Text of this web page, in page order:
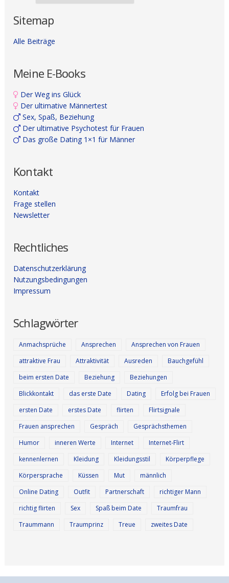
Sitemap
Alle Beiträge
Meine E-Books
Der Weg ins Glück
Der ultimative Männertest
Sex, Spaß, Beziehung
Der ultimative Psychotest für Frauen
Das große Dating 1×1 für Männer
Kontakt
Kontakt
Frage stellen
Newsletter
Rechtliches
Datenschutzerklärung
Nutzungsbedingungen
Impressum
Schlagwörter
Anmachsprüche Ansprechen
Ansprechen von Frauen
attraktive Frau
Attraktivität Ausreden
Bauchgefühl
beim ersten Date
Beziehung
Beziehungen
Blickkontakt
das erste Date Dating
Erfolg bei Frauen
ersten Date
erstes Date flirten
Flirtsignale
Frauen ansprechen
Gespräch
Gesprächsthemen
Humor
inneren Werte Internet
Internet-Flirt
kennenlernen
Kleidung Kleidungsstil
Körperpflege
Körpersprache
Küssen Mut
männlich
Online Dating
Outfit Partnerschaft
richtiger Mann
richtig flirten
Sex Spaß beim Date
Traumfrau
Traummann
Traumprinz Treue zweites Date